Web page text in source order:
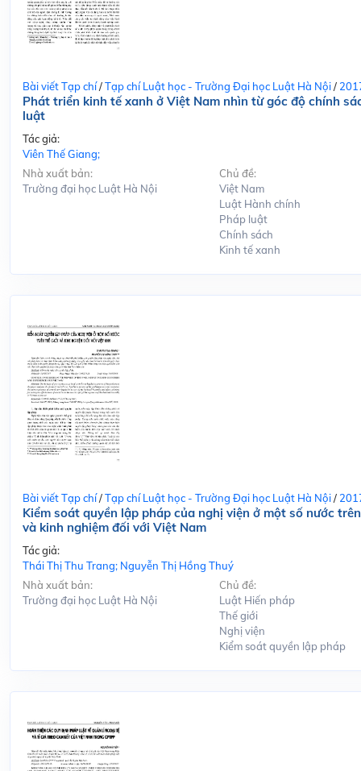
Bài viết Tạp chí/Tạp chí Luật học - Trường Đại học Luật Hà Nội/
Phát triển kinh tế xanh ở Việt Nam nhìn từ góc độ chính
luật
Tác giả:
Viên Thế Giang;
Nhà xuất bản:
Trường đại học Luật Hà Nội
Chủ đề:
Việt Nam
Luật Hành chính
Pháp luật
Chính sách
Kinh tế xanh
Bài viết Tạp chí/Tạp chí Luật học - Trường Đại học Luật Hà Nội/
Kiểm soát quyền lập pháp của nghị viện ở một số nước
và kinh nghiệm đối với Việt Nam
Tác giả:
Thái Thị Thu Trang; Nguyễn Thị Hồng Thuý
Nhà xuất bản:
Trường đại học Luật Hà Nội
Chủ đề:
Luật Hiến pháp
Thế giới
Nghị viện
Kiểm soát quyền lập pháp